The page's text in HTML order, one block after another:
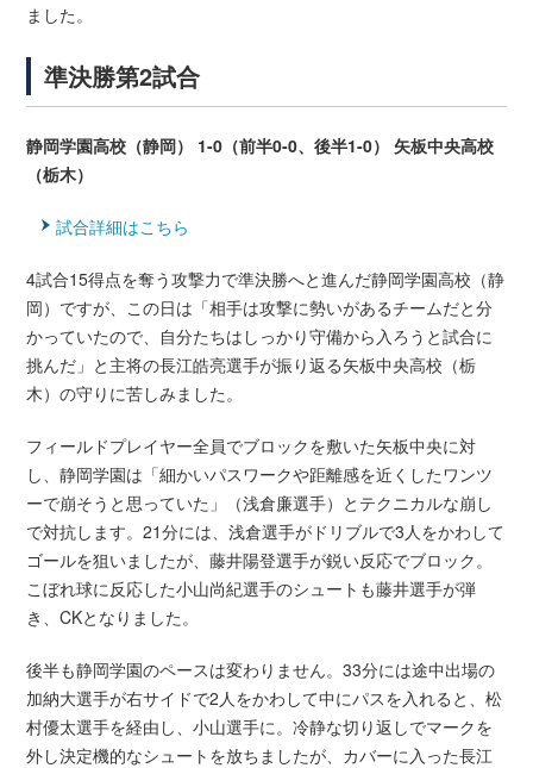
ました。
準決勝第2試合
静岡学園高校（静岡） 1-0（前半0-0、後半1-0） 矢板中央高校
（栃木）
試合詳細はこちら
4試合15得点を奪う攻撃力で準決勝へと進んだ静岡学園高校（静
岡）ですが、この日は「相手は攻撃に勢いがあるチームだと分
かっていたので、自分たちはしっかり守備から入ろうと試合に
挑んだ」と主将の長江皓亮選手が振り返る矢板中央高校（栃
木）の守りに苦しみました。
フィールドプレイヤー全員でブロックを敷いた矢板中央に対
し、静岡学園は「細かいパスワークや距離感を近くしたワンツ
ーで崩そうと思っていた」（浅倉廉選手）とテクニカルな崩し
で対抗します。21分には、浅倉選手がドリブルで3人をかわして
ゴールを狙いましたが、藤井陽登選手が鋭い反応でブロック。
こぼれ球に反応した小山尚紀選手のシュートも藤井選手が弾
き、CKとなりました。
後半も静岡学園のペースは変わりません。33分には途中出場の
加納大選手が右サイドで2人をかわして中にパスを入れると、松
村優太選手を経由し、小山選手に。冷静な切り返しでマークを
外し決定機的なシュートを放ちましたが、カバーに入った長江